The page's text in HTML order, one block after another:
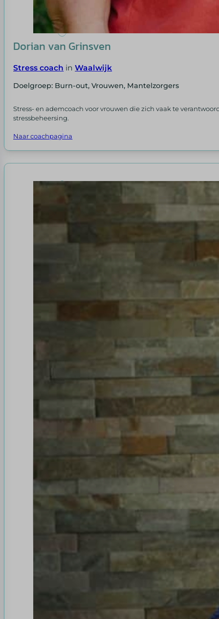
Dorian van Grinsven
Stress coach inWaalwijk
Doelgroep: Burn-out, Vrouwen, Mantelzorgers
Stress- en ademcoach voor vrouwen die zich vaak te
stressbeheersing.
Naar coachpagina